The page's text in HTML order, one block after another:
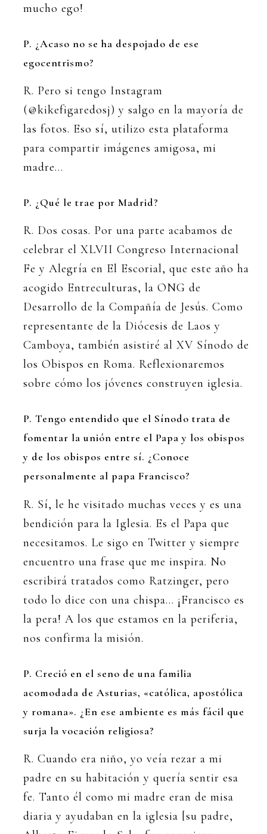
mucho ego!
P. ¿Acaso no se ha despojado de ese
egocentrismo?
R. Pero si tengo Instagram
(@kikefigaredosj) y salgo en la mayoría de
las fotos. Eso sí, utilizo esta plataforma
para compartir imágenes amigosa, mi
madre…
P. ¿Qué le trae por Madrid?
R. Dos cosas. Por una parte acabamos de
celebrar el XLVII Congreso Internacional
Fe y Alegría en El Escorial, que este año ha
acogido Entreculturas, la ONG de
Desarrollo de la Compañía de Jesús. Como
representante de la Diócesis de Laos y
Camboya, también asistiré al XV Sínodo de
los Obispos en Roma. Reflexionaremos
sobre cómo los jóvenes construyen iglesia.
P. Tengo entendido que el Sínodo trata de
fomentar la unión entre el Papa y los obispos
y de los obispos entre sí. ¿Conoce
personalmente al papa Francisco?
R. Sí, le he visitado muchas veces y es una
bendición para la Iglesia. Es el Papa que
necesitamos. Le sigo en Twitter y siempre
encuentro una frase que me inspira. No
escribirá tratados como Ratzinger, pero
todo lo dice con una chispa… ¡Francisco es
la pera! A los que estamos en la periferia,
nos confirma la misión.
P. Creció en el seno de una familia
acomodada de Asturias, «católica, apostólica
y romana». ¿En ese ambiente es más fácil que
surja la vocación religiosa?
R. Cuando era niño, yo veía rezar a mi
padre en su habitación y quería sentir esa
fe. Tanto él como mi madre eran de misa
diaria y ayudaban en la iglesia [su padre,